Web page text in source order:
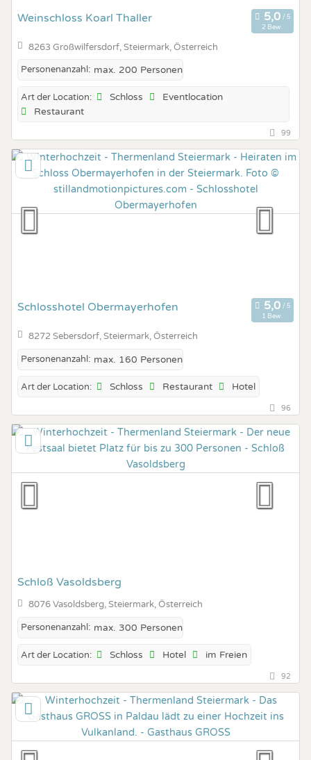
Weinschloss Koarl Thaller
2 Bew.
8263 Großwilfersdorf, Steiermark, Österreich
Personenanzahl: max. 200 Personen
Art der Location: Schloss
Eventlocation
Restaurant
99
Schlosshotel Obermayerhofen
1 Bew.
8272 Sebersdorf, Steiermark, Österreich
Personenanzahl: max. 160 Personen
Art der Location: Schloss Restaurant Hotel
96
Schloß Vasoldsberg
8076 Vasoldsberg, Steiermark, Österreich
Personenanzahl: max. 300 Personen
Art der Location: Schloss Hotel im Freien
92